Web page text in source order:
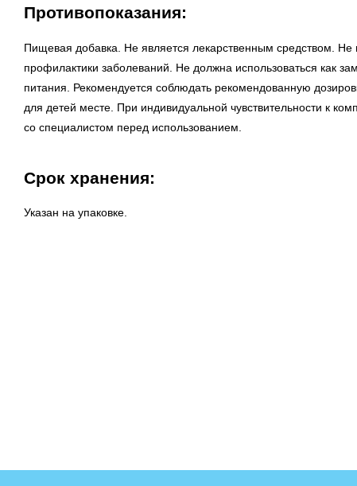
Противопоказания:
Пищевая добавка. Не является лекарственным средством. Не
профилактики заболеваний. Не должна использоваться как
питания. Рекомендуется соблюдать рекомендованную
для детей месте. При индивидуальной чувствительности к
со специалистом перед использованием.
Срок хранения:
Указан на упаковке.